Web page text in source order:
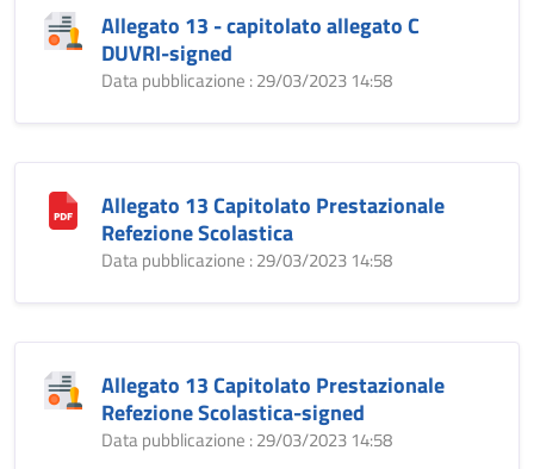
Allegato 13 - capitolato allegato C
DUVRI-signed
Data pubblicazione : 29/03/2023 14:58
Allegato 13 Capitolato Prestazionale
Refezione Scolastica
Data pubblicazione : 29/03/2023 14:58
Allegato 13 Capitolato Prestazionale
Refezione Scolastica-signed
Data pubblicazione : 29/03/2023 14:58